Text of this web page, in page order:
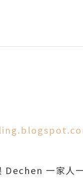
Dechen 一家